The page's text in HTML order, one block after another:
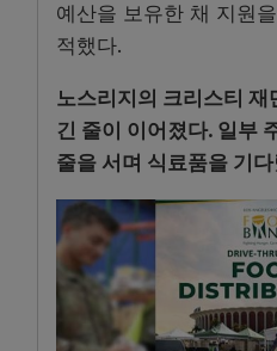
예산을 보유한 채 지원
적했다.
노스리지의 크리스티 재
긴 줄이 이어졌다. 일부
줄을 서며 식료품을 기